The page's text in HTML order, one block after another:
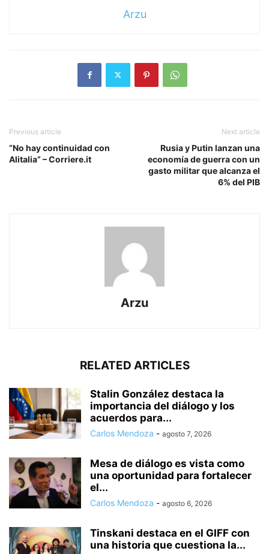
Arzu
Previous article
“No hay continuidad con
Alitalia” – Corriere.it
Next article
Rusia y Putin lanzan una
economía de guerra con un
gasto militar que alcanza el
6% del PIB
Arzu
RELATED ARTICLES
Stalin González destaca la
importancia del diálogo y los
acuerdos para...
Carlos Mendoza - agosto 7, 2026
Mesa de diálogo es vista como
una oportunidad para fortalecer
el...
Carlos Mendoza - agosto 6, 2026
Tinskani destaca en el GIFF con
una historia que cuestiona la...